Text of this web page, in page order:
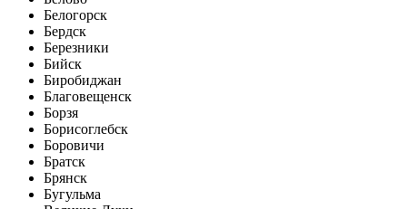
Белогорск
Бердск
Березники
Бийск
Биробиджан
Благовещенск
Борзя
Борисоглебск
Боровичи
Братск
Брянск
Бугульма